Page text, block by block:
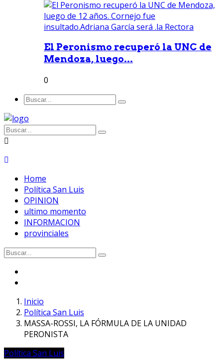
El Peronismo recuperó la UNC de
Mendoza, luego...
0
Home
Política San Luis
OPINION
ultimo momento
INFORMACION
provinciales
Inicio
Política San Luis
MASSA-ROSSI, LA FÓRMULA DE LA UNIDAD
PERONISTA
Política San Luis